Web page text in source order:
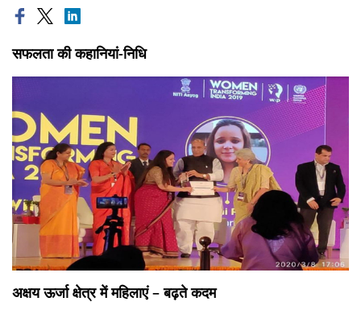
सफलता की कहानियां-निधि
अक्षय ऊर्जा क्षेत्र में महिलाएं – बढ़ते कदम